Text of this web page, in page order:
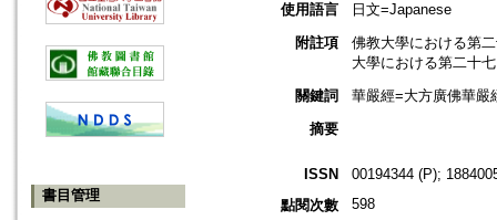
書目管理
使用語言
日文=Japanese
附註項
佛教大學における第
大學における第二十
關鍵詞
華嚴經=大方廣佛華
摘要
ISSN
00194344 (P);
點閱次數
598